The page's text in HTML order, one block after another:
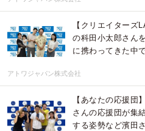
【クリエイターズ
の科田小太郎さん
に携わってきた中
アトワジャパン株式会社
【あなたの応援団
さんの応援団が集
する姿勢など濱田